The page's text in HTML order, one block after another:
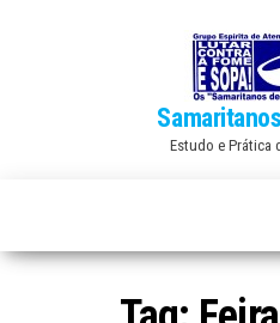
Estudo e Prática